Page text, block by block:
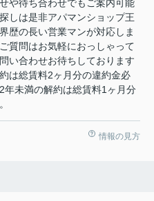
や待ち合わせでもご案内可能
しは是非アパマンショップ王
歴の長い営業マンが対応しま
質問はお気軽におっしゃって
い合わせお待ちしております
は総賃料2ヶ月分の違約金必
年未満の解約は総賃料1ヶ月分
情報の見方